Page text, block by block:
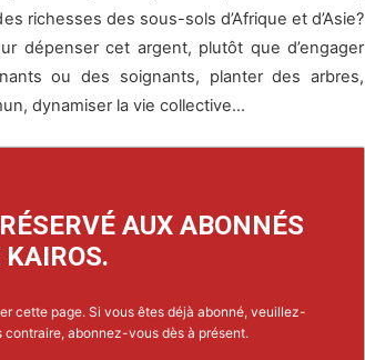
richesses des sous-sols d’Afrique et d’Asie?
dépenser cet argent, plutôt que d’engager
ou des soignants, planter des arbres,
dynamiser la vie collective…
AUX ABONNÉS
KAIROS.
cette page. Si vous êtes déjà abonné, veuillez-
abonnez-vous dès à présent.